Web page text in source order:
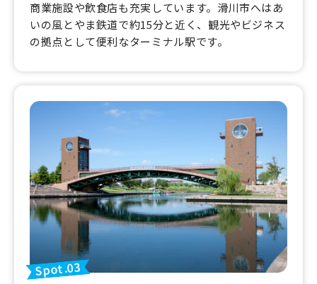
商業施設や飲食店も充実しています。滑川市へはあ
いの風とやま鉄道で約15分と近く、観光やビジネス
の拠点として便利なターミナル駅です。
Spot.03